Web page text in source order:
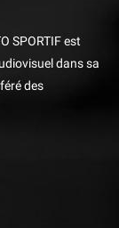
SPORTIF est
dans sa
des